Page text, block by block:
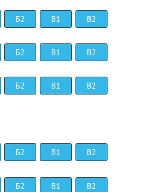
Б2 В1 В2
Б2 В1 В2
Б2 В1 В2
Б2 В1 В2
Б2 В1 В2